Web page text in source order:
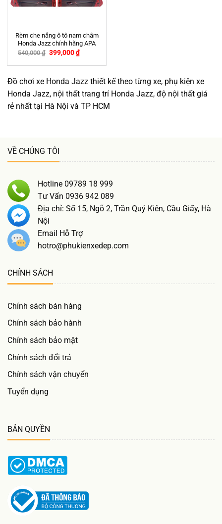
Rèm che nắng ô tô nam châm
Honda Jazz chính hãng APA
540,000₫ 399,000₫
Đồ chơi xe Honda Jazz thiết kế theo từng xe, phụ kiện xe
Honda Jazz, nội thất trang trí Honda Jazz, độ nội thất giá
rẻ nhất tại Hà Nội và TP HCM
VỀ CHÚNG TÔI
Hotline 09789 18 999
Tư Vấn 0936 942 089
Địa chỉ: Số 15, Ngõ 2, Trần Quý Kiên, Cầu Giấy, Hà
Nội
Email Hỗ Trợ
hotro@phukienxedep.com
CHÍNH SÁCH
Chính sách bán hàng
Chính sách bảo hành
Chính sách bảo mật
Chính sách đổi trả
Chính sách vận chuyển
Tuyển dụng
BẢN QUYỀN